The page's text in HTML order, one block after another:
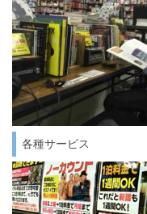
各種サービス